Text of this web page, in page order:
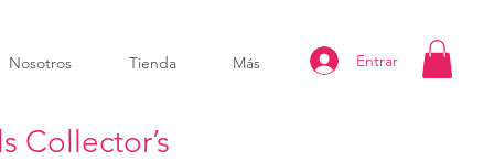
Nosotros Tienda Más Entrar
Collector’s